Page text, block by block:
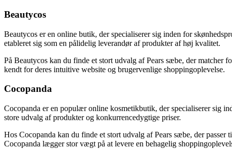
Beautycos
Beautycos er en online butik, der specialiserer sig inden for
etableret sig som en pålidelig leverandør af produkter af høj kvalitet.
På Beautycos kan du finde et stort udvalg af Pears sæbe, der
kendt for deres intuitive website og brugervenlige shoppingoplevelse.
Cocopanda
Cocopanda er en populær online kosmetikbutik, der specialiserer sig
store udvalg af produkter og konkurrencedygtige priser.
Hos Cocopanda kan du finde et stort udvalg af Pears sæbe, der
Cocopanda lægger stor vægt på at levere en behagelig